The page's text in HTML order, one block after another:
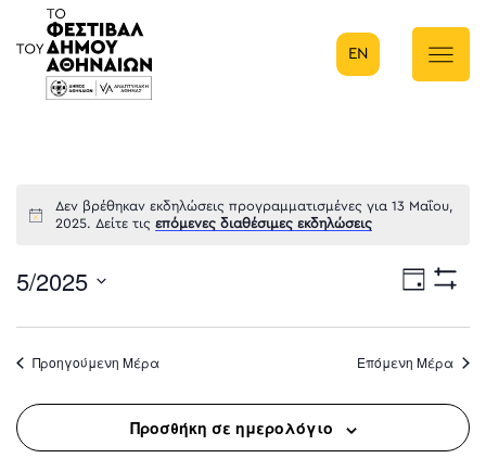
Κύρια πλοήγηση
EN
Δεν βρέθηκαν εκδηλώσεις προγραμματισμένες για 13 Μαΐου,
2025. Δείτε τιςεπόμενες διαθέσιμες εκδηλώσεις
Ημέρα
5/2025
date.
Προηγούμενη Μέρα Επόμενη Μέρα
Προσθήκη σε ημερολόγιο